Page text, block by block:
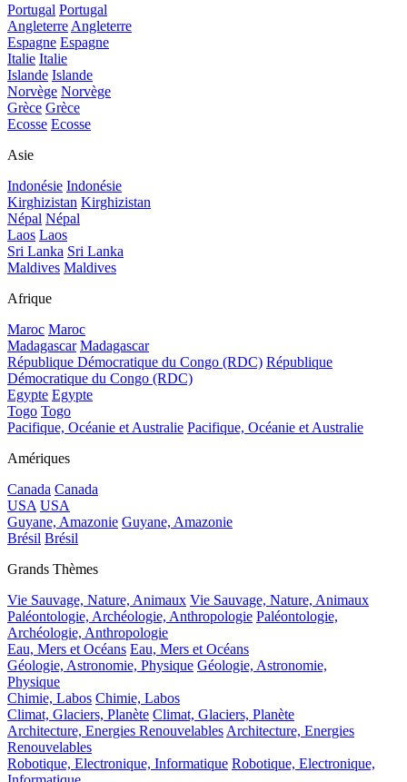
Portugal Portugal
Angleterre Angleterre
Espagne Espagne
Italie Italie
Islande Islande
Norvège Norvège
Grèce Grèce
Ecosse Ecosse
Asie
Indonésie Indonésie
Kirghizistan Kirghizistan
Népal Népal
Laos Laos
Sri Lanka Sri Lanka
Maldives Maldives
Afrique
Maroc Maroc
Madagascar Madagascar
République Démocratique du Congo (RDC) République
Démocratique du Congo (RDC)
Egypte Egypte
Togo Togo
Pacifique, Océanie et Australie Pacifique, Océanie et Australie
Amériques
Canada Canada
USA USA
Guyane, Amazonie Guyane, Amazonie
Brésil Brésil
Grands Thèmes
Vie Sauvage, Nature, Animaux Vie Sauvage, Nature, Animaux
Paléontologie, Archéologie, Anthropologie Paléontologie,
Archéologie, Anthropologie
Eau, Mers et Océans Eau, Mers et Océans
Géologie, Astronomie, Physique Géologie, Astronomie,
Physique
Chimie, Labos Chimie, Labos
Climat, Glaciers, Planète Climat, Glaciers, Planète
Architecture, Energies Renouvelables Architecture, Energies
Renouvelables
Robotique, Electronique, Informatique Robotique, Electronique,